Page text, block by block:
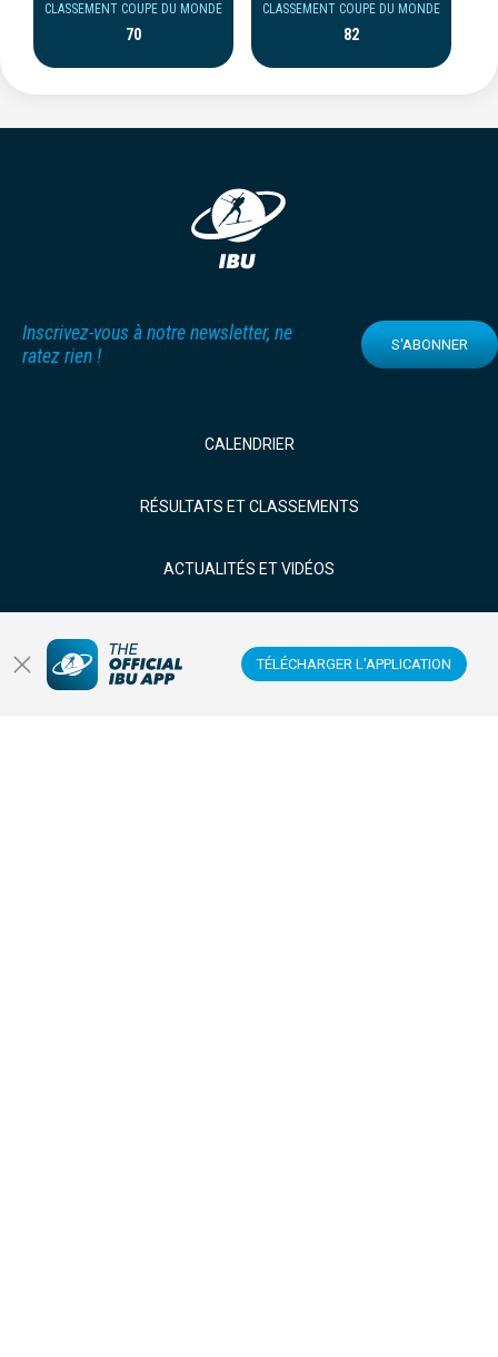
CLASSEMENT COUPE DU MONDE
70
CLASSEMENT COUPE DU MONDE
82
TÉLÉCHARGER L'APPLICATION
Inscrivez-vous à notre newsletter, ne
ratez rien !
S'ABONNER
CALENDRIER
RÉSULTATS ET CLASSEMENTS
ACTUALITÉS ET VIDÉOS